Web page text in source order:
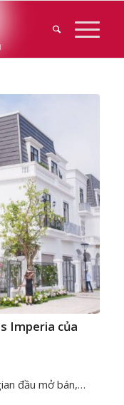
Imperia của
đầu mở bán,…